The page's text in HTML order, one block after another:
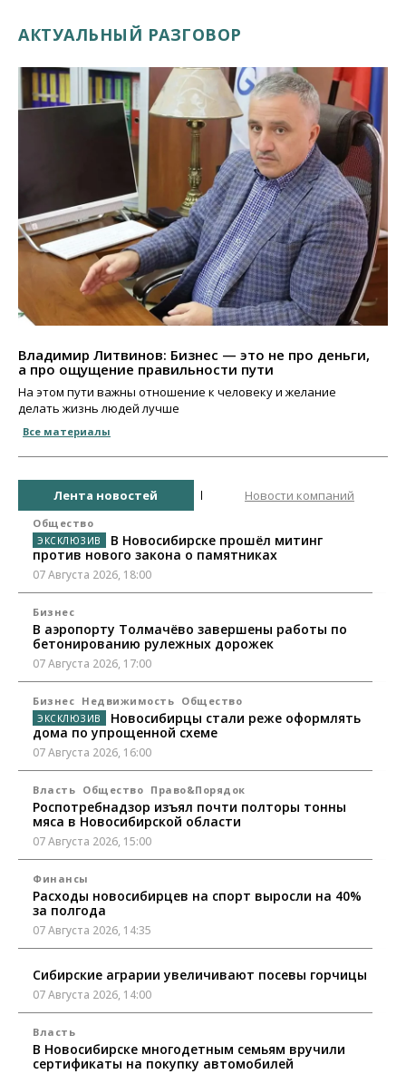
АКТУАЛЬНЫЙ РАЗГОВОР
Владимир Литвинов: Бизнес — это не про деньги,
а про ощущение правильности пути
На этом пути важны отношение к человеку и желание
делать жизнь людей лучше
Все материалы
Лента новостей Новости компаний
Общество
В Новосибирске прошёл митинг
против нового закона о памятниках
07 Августа 2026, 18:00
Бизнес
В аэропорту Толмачёво завершены работы по
бетонированию рулежных дорожек
07 Августа 2026, 17:00
Бизнес Недвижимость Общество
Новосибирцы стали реже оформлять
дома по упрощенной схеме
07 Августа 2026, 16:00
Власть Общество Право&Порядок
Роспотребнадзор изъял почти полторы тонны
мяса в Новосибирской области
07 Августа 2026, 15:00
Финансы
Расходы новосибирцев на спорт выросли на 40%
за полгода
07 Августа 2026, 14:35
Сибирские аграрии увеличивают посевы горчицы
07 Августа 2026, 14:00
Власть
В Новосибирске многодетным семьям вручили
сертификаты на покупку автомобилей